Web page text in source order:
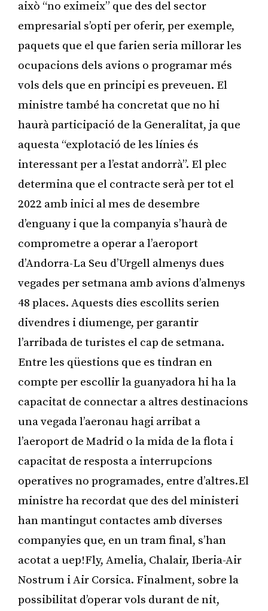
això “no eximeix” que des del sector
empresarial s’opti per oferir, per exemple,
paquets que el que farien seria millorar les
ocupacions dels avions o programar més
vols dels que en principi es preveuen. El
ministre també ha concretat que no hi
haurà participació de la Generalitat, ja que
aquesta “explotació de les línies és
interessant per a l’estat andorrà”. El plec
determina que el contracte serà per tot el
2022 amb inici al mes de desembre
d’enguany i que la companyia s’haurà de
comprometre a operar a l’aeroport
d’Andorra-La Seu d’Urgell almenys dues
vegades per setmana amb avions d’almenys
48 places. Aquests dies escollits serien
divendres i diumenge, per garantir
l’arribada de turistes el cap de setmana.
Entre les qüestions que es tindran en
compte per escollir la guanyadora hi ha la
capacitat de connectar a altres destinacions
una vegada l’aeronau hagi arribat a
l’aeroport de Madrid o la mida de la flota i
capacitat de resposta a interrupcions
operatives no programades, entre d’altres.El
ministre ha recordat que des del ministeri
han mantingut contactes amb diverses
companyies que, en un tram final, s’han
acotat a uep!Fly, Amelia, Chalair, Iberia-Air
Nostrum i Air Corsica. Finalment, sobre la
possibilitat d’operar vols durant de nit,